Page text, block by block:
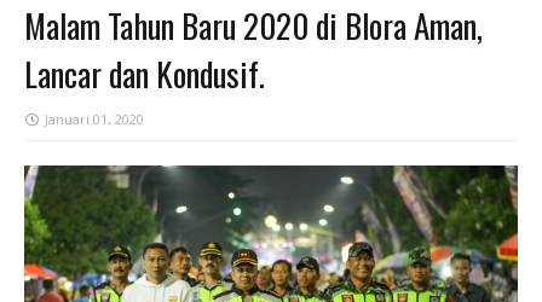
Malam Tahun Baru 2020 di Blora Aman,
Lancar dan Kondusif.
Januari 01, 2020